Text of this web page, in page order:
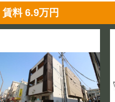
賃料 6.9万円